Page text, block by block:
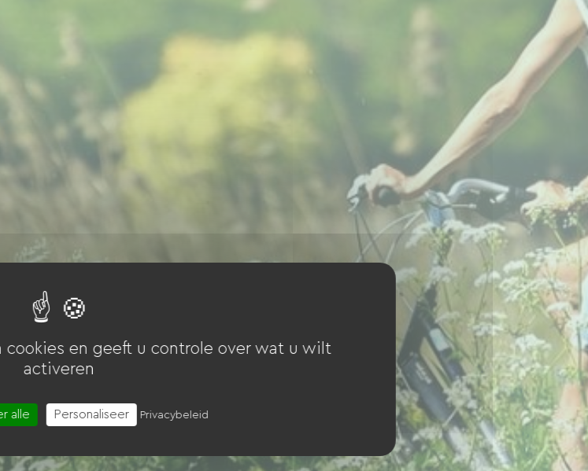
cookies en geeft u controle over wat u wilt
activeren
alle Personaliseer Privacybeleid